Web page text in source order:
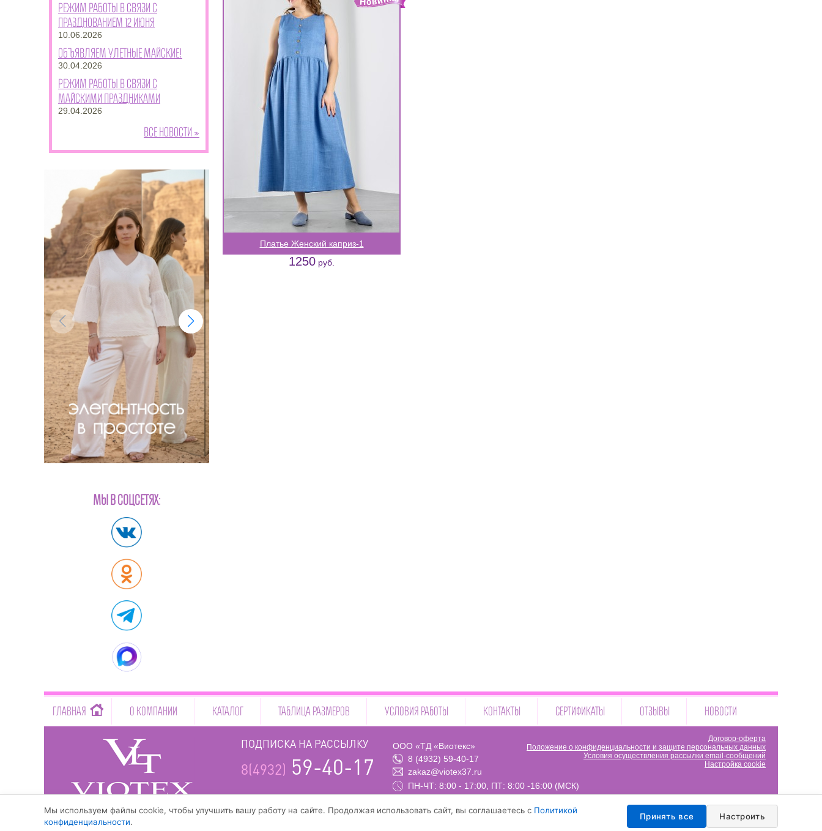
Режим работы в связи с
празднованием 12 июня
10.06.2026
Объявляем улетные майские!
30.04.2026
Режим работы в связи с
майскими праздниками
29.04.2026
Все новости »
МЫ В СОЦСЕТЯХ:
Платье Женский каприз-1
1250 руб.
ГЛАВНАЯ О КОМПАНИИ КАТАЛОГ ТАБЛИЦА РАЗМЕРОВ УСЛОВИЯ РАБОТЫ КОНТАКТЫ СЕРТИФИКАТЫ ОТЗЫВЫ НОВОСТИ
www.viotex37.ru
ПОДПИСКА НА РАССЫЛКУ
8(4932) 59-40-17
ООО «ТД «Виотекс»
8 (4932) 59-40-17
zakaz@viotex37.ru
ПН-ЧТ: 8:00 - 17:00, ПТ: 8:00 -16:00 (МСК)
Договор-оферта
Положение о конфиденциальности и защите персональных данных
Условия осуществления рассылки email-сообщений
Настройка cookie
-->
Мы используем файлы cookie, чтобы улучшить вашу работу на сайте. Продолжая использовать сайт, вы соглашаетесь с Политикой
конфиденциальности.
Принять все Настроить